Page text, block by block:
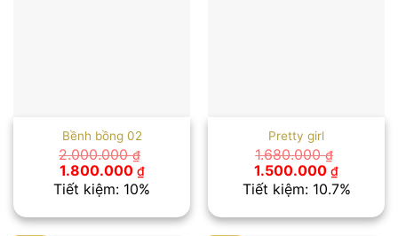
Bềnh bồng 02
2.000.000₫
Giá
gốc
là:
1.800.000 ₫Giá
hiện
tại
1.800.000 ₫.
Tiết kiệm: 10%
Pretty girl
1.680.000₫
Giá
gốc
là:
1.500.000 ₫Giá
hiện
tại
Tiết kiệm: 10.7%